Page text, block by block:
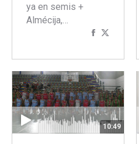
ya en semis +
Almécija,…
Compartir
Facebook
Twitter
10:49